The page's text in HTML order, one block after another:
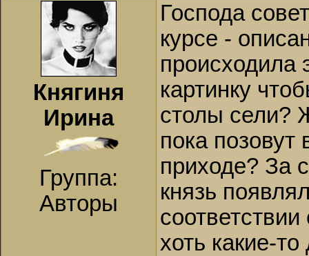
Княгиня
Ирина
Группа:
Авторы
Господа
курсе -
происходила
картинку
столы сели?
пока позовут
приходе? За
князь
хоть какие-